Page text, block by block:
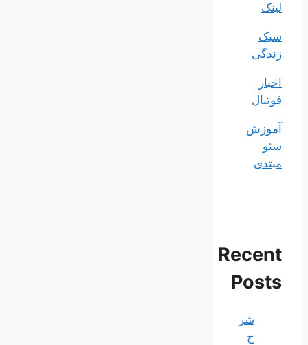
لینک
سبک
زندگی
اخبار
فوتبال
آموزش
سئو
مبتدی
Recent
Posts
شر
ح